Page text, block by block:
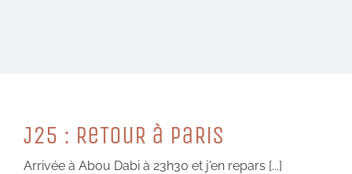
J25 : ReTouR à PaRiS
Arrivée à Abou Dabi à 23h30 et j'en repars [...]